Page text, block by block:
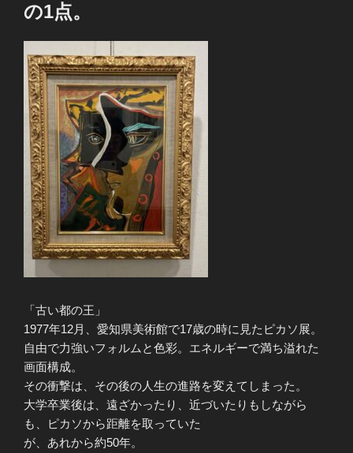
の1点。
「古い都の王」
1977年12月、愛知県美術館で17歳の時に見たピカソ展。
自由で力強いフォルムと色彩。エネルギーで満ち溢れた
画面構成。
その衝撃は、その後の人生の進路を変えてしまった。
大学卒業後は、遠ざかったり、近づいたりもしながら
も、ピカソから距離を取っていた
が、あれから約50年。